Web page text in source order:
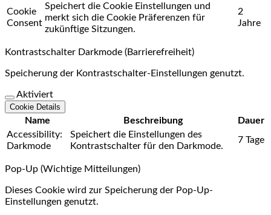
Cookie
Consent
Speichert die Cookie Einstellungen und
merkt sich die Cookie Präferenzen für
zukünftige Sitzungen.
2
Jahre
Kontrastschalter Darkmode (Barrierefreiheit)
Speicherung der Kontrastschalter-Einstellungen genutzt.
Aktiviert
Cookie Details
Name Beschreibung
Dauer
Accessibility:
Darkmode
Speichert die Einstellungen des
Kontrastschalter für den Darkmode.
7 Tage
Pop-Up (Wichtige Mitteilungen)
Dieses Cookie wird zur Speicherung der Pop-Up-
Einstellungen genutzt.